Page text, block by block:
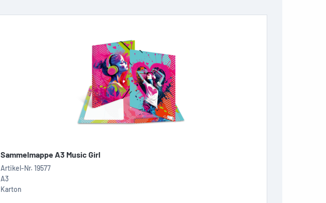
Sammelmappe A3 Music Girl
Artikel-Nr. 19577
A3
Karton